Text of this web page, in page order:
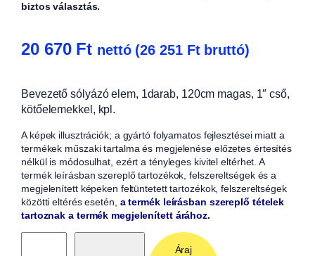
biztos választás.
20 670 Ft nettó (26 251 Ftbruttó)
Bevezető sólyázó elem, 1darab, 120cm magas, 1″ cső,
kötőelemekkel, kpl.
A képek illusztrációk; a gyártó folyamatos fejlesztései miatt a
termékek műszaki tartalma és megjelenése előzetes értesítés
nélkül is módosulhat, ezért a tényleges kivitel eltérhet. A
termék leírásban szereplő tartozékok, felszereltségek és a
megjelenített képeken feltüntetett tartozékok, felszereltségek
közötti eltérés esetén, a termék leírásban szereplő tételek
tartoznak a termék megjelenített árához.
Áraj